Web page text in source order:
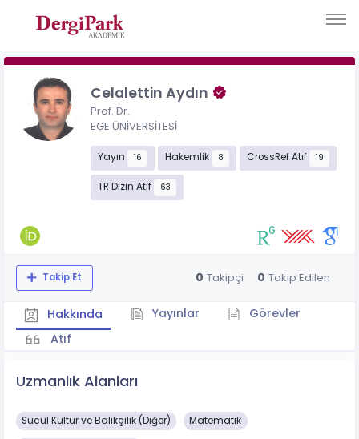
Celalettin Aydın
Prof. Dr.
EGE ÜNİVERSİTESİ
Yayın 16 Hakemlik 8 CrossRef Atıf 19
TR Dizin Atıf 63
Takip Et 0 Takipçi 0 Takip Edilen
Hakkında Yayınlar
Görevler
Atıf
Uzmanlık Alanları
Sucul Kültür ve Balıkçılık (Diğer) Matematik